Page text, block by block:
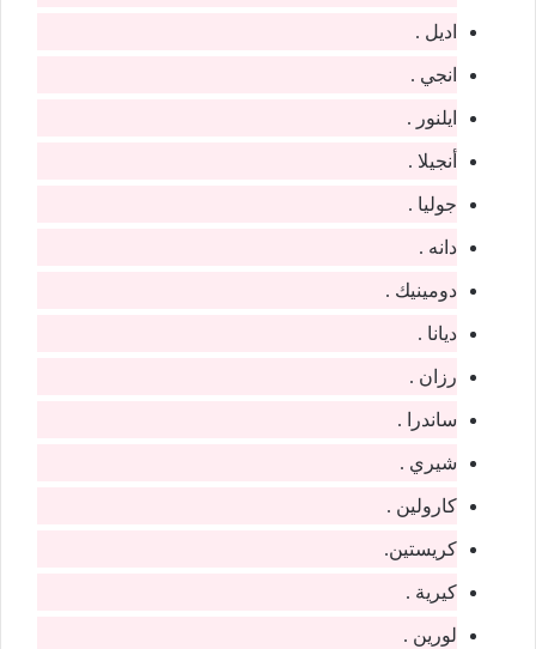
اديل .
انجي .
ايلنور .
أنجيلا .
جوليا .
دانه .
دومينيك .
ديانا .
رزان .
ساندرا .
شيري .
كارولين .
كريستين.
كيرية .
لورين .